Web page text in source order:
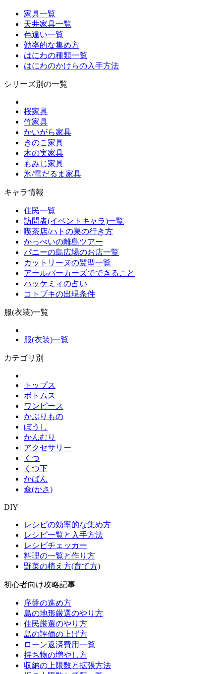
家具一覧
天井家具一覧
色違い一覧
効率的な集め方
はにわの種類一覧
はにわのかけらの入手方法
シリーズ別の一覧
桜家具
竹家具
かいがら家具
きのこ家具
木の実家具
もみじ家具
氷/雪だるま家具
キャラ情報
住民一覧
訪問者(イベントキャラ)一覧
喫茶店/ハトの巣の行き方
かっぺいの離島ツアー
パニーの島広場のお店一覧
カットリーヌの髪型一覧
アールパーカーズでできること
ハッケミィの占い
コトブキの出現条件
服(衣装)一覧
服(衣装)一覧
カテゴリ別
トップス
ボトムス
ワンピース
かぶりもの
ぼうし
かんむり
アクセサリー
くつ
くつ下
かばん
傘(かさ)
DIY
レシピの効率的な集め方
レシピ一覧と入手方法
レシピチェッカー
料理の一覧と作り方
野菜の植え方(育て方)
初心者向け攻略記事
序盤の進め方
島の地形厳選のやり方
住民厳選のやり方
島の評価の上げ方
ローン返済費用一覧
持ち物の増やし方
収納の上限数と拡張方法